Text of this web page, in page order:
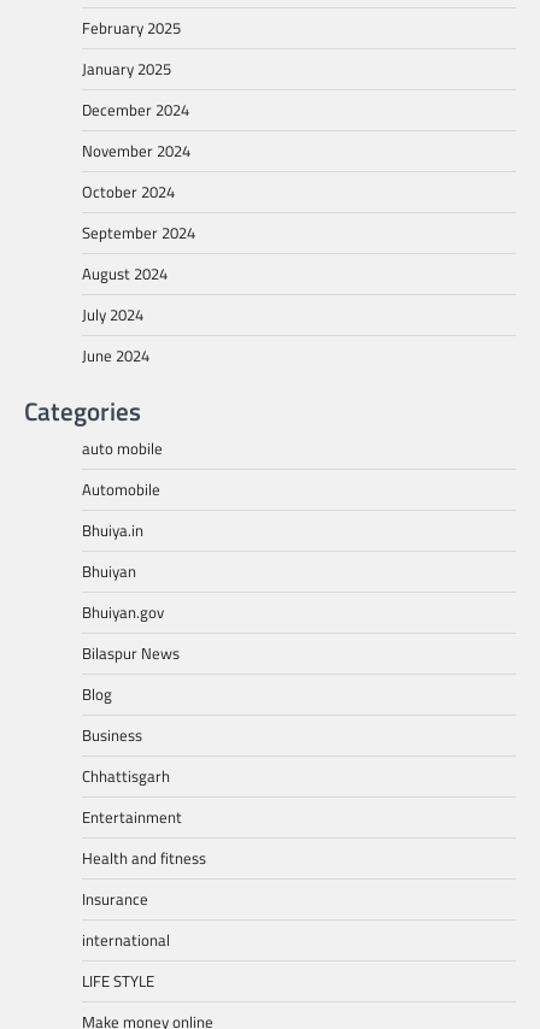
February 2025
January 2025
December 2024
November 2024
October 2024
September 2024
August 2024
July 2024
June 2024
Categories
auto mobile
Automobile
Bhuiya.in
Bhuiyan
Bhuiyan.gov
Bilaspur News
Blog
Business
Chhattisgarh
Entertainment
Health and fitness
Insurance
international
LIFE STYLE
Make money online